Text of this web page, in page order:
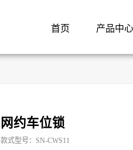
首页 产品中心
网约车位锁
款式型号：SN-CWS11